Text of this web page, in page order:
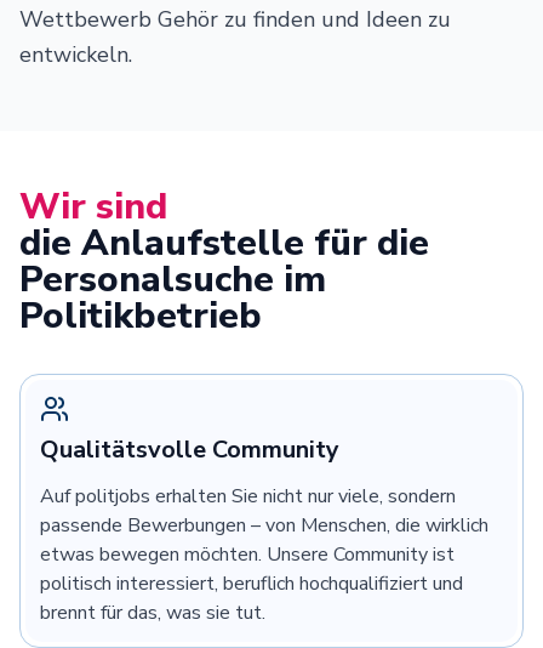
Wettbewerb Gehör zu finden und Ideen zu
entwickeln.
Wir sind
die Anlaufstelle für die
Personalsuche im
Politikbetrieb
Qualitätsvolle Community
Auf politjobs erhalten Sie nicht nur viele, sondern
passende Bewerbungen – von Menschen, die wirklich
etwas bewegen möchten. Unsere Community ist
politisch interessiert, beruflich hochqualifiziert und
brennt für das, was sie tut.